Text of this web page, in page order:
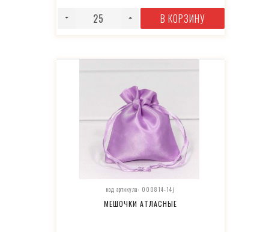
В КОРЗИНУ
код артикула: 000814-14j
МЕШОЧКИ АТЛАСНЫЕ